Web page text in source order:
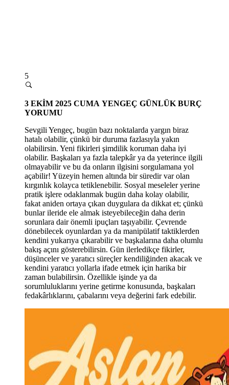
5
3 EKİM 2025 CUMA YENGEÇ GÜNLÜK BURÇ
YORUMU
Sevgili Yengeç, bugün bazı noktalarda yargın biraz
hatalı olabilir, çünkü bir duruma fazlasıyla yakın
olabilirsin. Yeni fikirleri şimdilik koruman daha iyi
olabilir. Başkaları ya fazla talepkâr ya da yeterince ilgili
olmayabilir ve bu da onların ilgisini sorgulamana yol
açabilir! Yüzeyin hemen altında bir süredir var olan
kırgınlık kolayca tetiklenebilir. Sosyal meseleler yerine
pratik işlere odaklanmak bugün daha kolay olabilir,
fakat aniden ortaya çıkan duygulara da dikkat et; çünkü
bunlar ileride ele almak isteyebileceğin daha derin
sorunlara dair önemli ipuçları taşıyabilir. Çevrende
dönebilecek oyunlardan ya da manipülatif taktiklerden
kendini yukarıya çıkarabilir ve başkalarına daha olumlu
bakış açını gösterebilirsin. Gün ilerledikçe fikirler,
düşünceler ve yaratıcı süreçler kendiliğinden akacak ve
kendini yaratıcı yollarla ifade etmek için harika bir
zaman bulabilirsin. Özellikle işinde ya da
sorumluluklarını yerine getirme konusunda, başkaları
fedakârlıklarını, çabalarını veya değerini fark edebilir.